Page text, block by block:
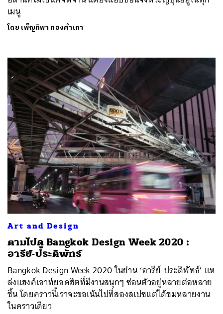
เมนู
โดย เพ็ญทิพา ทองคำเภา
Art and Design
ตามไปดู Bangkok Design Week 2020 :
อารีย์-ประดิพัทธ์
Bangkok Design Week 2020 ในย่าน ‘อารีย์-ประดิพัทธ์’ แห
ล่งแฮงค์เอาท์ยอดฮิตที่มีงานสนุกๆ ซ่อนตัวอยู่หลายต่อหลาย
ชิ้น โดยคราวนี้เราจะขอเน้นไปที่สองสเปซแต่ได้ชมหลายงาน
ในคราวเดียว
ค้นหา
SHARE TWEET LINE EMAIL